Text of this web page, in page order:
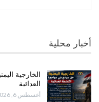
أخبار محلية
الخارجية
العدائية
أغسطس 6, 2026